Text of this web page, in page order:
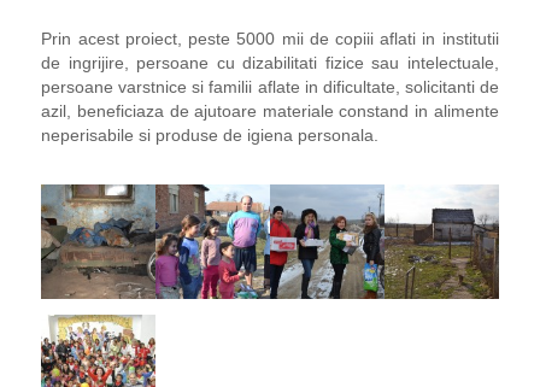
Prin acest proiect, peste 5000 mii de copiii aflati in institutii
de ingrijire, persoane cu dizabilitati fizice sau intelectuale,
persoane varstnice si familii aflate in dificultate, solicitanti de
azil, beneficiaza de ajutoare materiale constand in alimente
neperisabile si produse de igiena personala.